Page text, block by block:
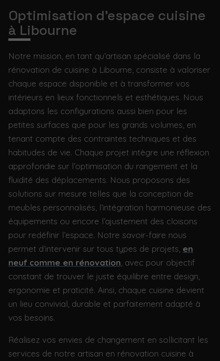
Optimisation d’espace cuisine
à Libourne
Notre mission, en tant qu’artisan spécialisé dans la
rénovation de cuisine à Libourne, consiste à valoriser
chaque espace disponible et à transformer vos
intérieurs en lieux fonctionnels et esthétiques. Nous
adaptons les configurations aussi bien pour les
petites surfaces que pour les grands volumes, en
tenant compte des contraintes techniques et des
habitudes de vie. Chaque projet intègre une réflexion
approfondie sur l’optimisation du rangement et la
fluidité des déplacements. Nous proposons des
solutions sur mesure telles que la conception de
meubles personnalisés, l’intégration harmonieuse des
équipements ou encore l’ajustement des cloisons
pour redéfinir l’espace. Notre savoir-faire nous
permet d’intervenir sur tous types de projets, en
neuf comme en rénovation , avec pour objectif
constant de trouver le juste équilibre entre design,
ergonomie et praticité. Ainsi, chaque cuisine devient
un lieu convivial, durable et parfaitement adapté à
vos besoins.
Réalisez vos envies de changement en sollicitant les
services de notre artisan en rénovation cuisine à